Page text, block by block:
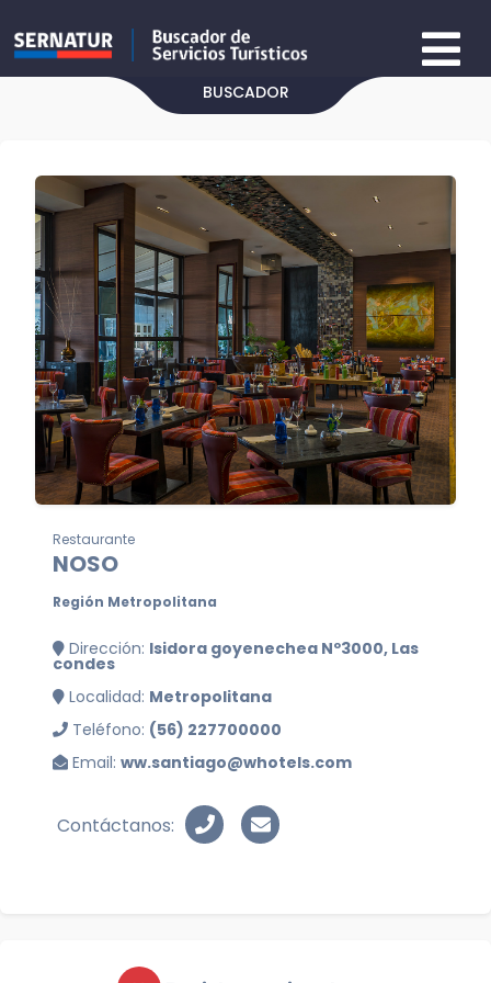
BUSCADOR
Restaurante
NOSO
Región Metropolitana
Dirección: Isidora goyenechea Nº3000, Las
condes
Localidad: Metropolitana
Teléfono: (56) 227700000
Email: ww.santiago@whotels.com
Contáctanos: